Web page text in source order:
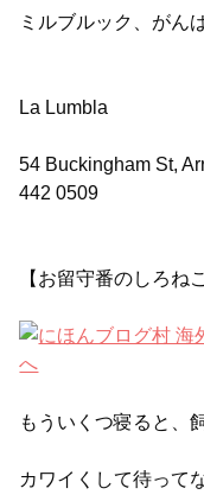
ミルブルック、がん
La Lumbla
54 Buckingham St,
442 0509
【お留守番のしろね
もういくつ寝ると、
カワイくして待って